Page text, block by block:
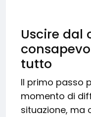
Uscire dal
tutto
Il primo passo
momento di
situazione, ma